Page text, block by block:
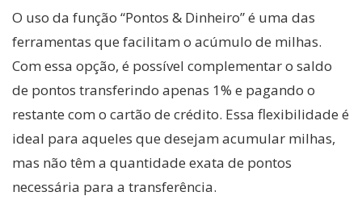
O uso da função “Pontos & Dinheiro” é uma das
ferramentas que facilitam o acúmulo de milhas.
Com essa opção, é possível complementar o saldo
de pontos transferindo apenas 1% e pagando o
restante com o cartão de crédito. Essa flexibilidade é
ideal para aqueles que desejam acumular milhas,
mas não têm a quantidade exata de pontos
necessária para a transferência.